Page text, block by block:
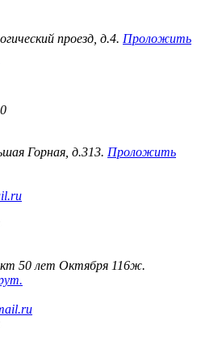
проезд, д.4. Проложить
Горная, д.313. Проложить
50 лет Октября 116ж.